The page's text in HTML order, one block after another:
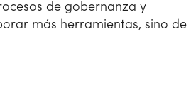
de gobernanza y
más herramientas, sino de